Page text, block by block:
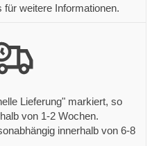
für weitere Informationen.
Lieferung" markiert, so
von 1-2 Wochen.
innerhalb von 6-8